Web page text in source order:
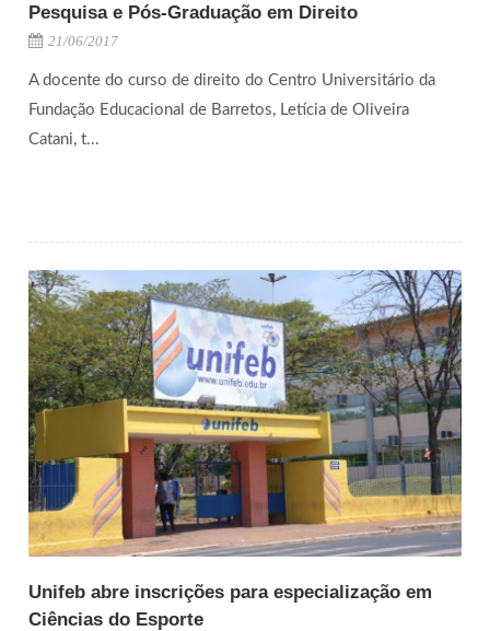
Pesquisa e Pós-Graduação em Direito
21/06/2017
A docente do curso de direito do Centro Universitário da
Fundação Educacional de Barretos, Letícia de Oliveira
Catani, t...
Unifeb abre inscrições para especialização em
Ciências do Esporte